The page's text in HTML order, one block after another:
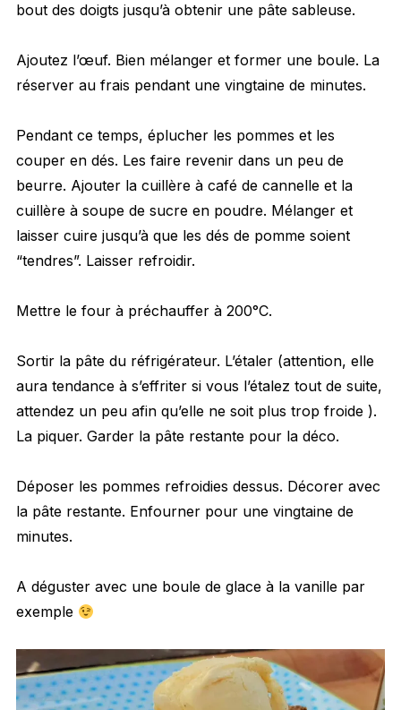
bout des doigts jusqu’à obtenir une pâte sableuse.
Ajoutez l’œuf. Bien mélanger et former une boule. La
réserver au frais pendant une vingtaine de minutes.
Pendant ce temps, éplucher les pommes et les
couper en dés. Les faire revenir dans un peu de
beurre. Ajouter la cuillère à café de cannelle et la
cuillère à soupe de sucre en poudre. Mélanger et
laisser cuire jusqu’à que les dés de pomme soient
“tendres”. Laisser refroidir.
Mettre le four à préchauffer à 200°C.
Sortir la pâte du réfrigérateur. L’étaler (attention, elle
aura tendance à s’effriter si vous l’étalez tout de suite,
attendez un peu afin qu’elle ne soit plus trop froide ).
La piquer. Garder la pâte restante pour la déco.
Déposer les pommes refroidies dessus. Décorer avec
la pâte restante. Enfourner pour une vingtaine de
minutes.
A déguster avec une boule de glace à la vanille par
exemple